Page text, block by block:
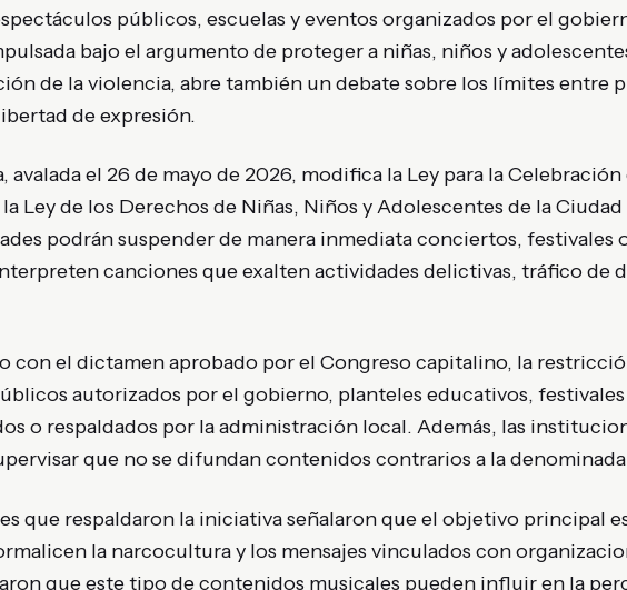
públicos, escuelas y eventos organizados por el
bajo el argumento de proteger a niñas, niños y
de la violencia, abre también un debate sobre los límites entre
de expresión.
avalada el 26 de mayo de 2026, modifica la Ley para la
Ley de los Derechos de Niñas, Niños y Adolescentes de la
podrán suspender de manera inmediata conciertos, festivales
canciones que exalten actividades delictivas, tráfico de
con el dictamen aprobado por el Congreso capitalino, la
autorizados por el gobierno, planteles educativos,
o respaldados por la administración local. Además, las
que no se difundan contenidos contrarios a la denominada
que respaldaron la iniciativa señalaron que el objetivo principal
la narcocultura y los mensajes vinculados con
que este tipo de contenidos musicales pueden influir en la